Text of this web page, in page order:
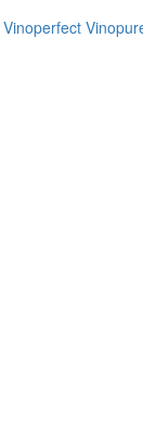
Vinoperfect